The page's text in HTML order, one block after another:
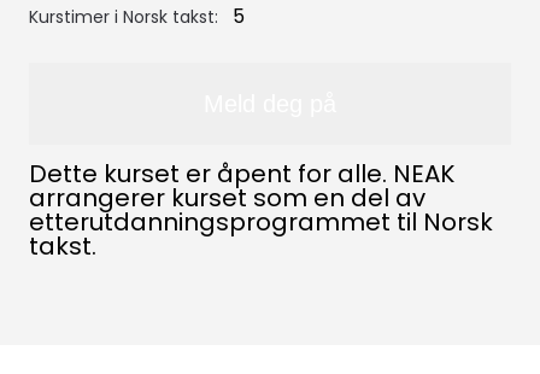
Kurstimer i Norsk takst: 5
Dette kurset er åpent for alle. NEAK
arrangerer kurset som en del av
etterutdanningsprogrammet til Norsk
takst.
Ved å sende inn skjema samtykker du til håndtering